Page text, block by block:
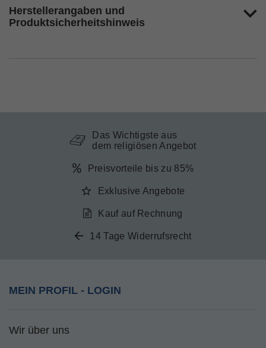
Herstellerangaben und
Produktsicherheitshinweis
Das Wichtigste aus
dem religiösen Angebot
Preisvorteile bis zu 85%
Exklusive Angebote
Kauf auf Rechnung
14 Tage Widerrufsrecht
MEIN PROFIL - LOGIN
Wir über uns